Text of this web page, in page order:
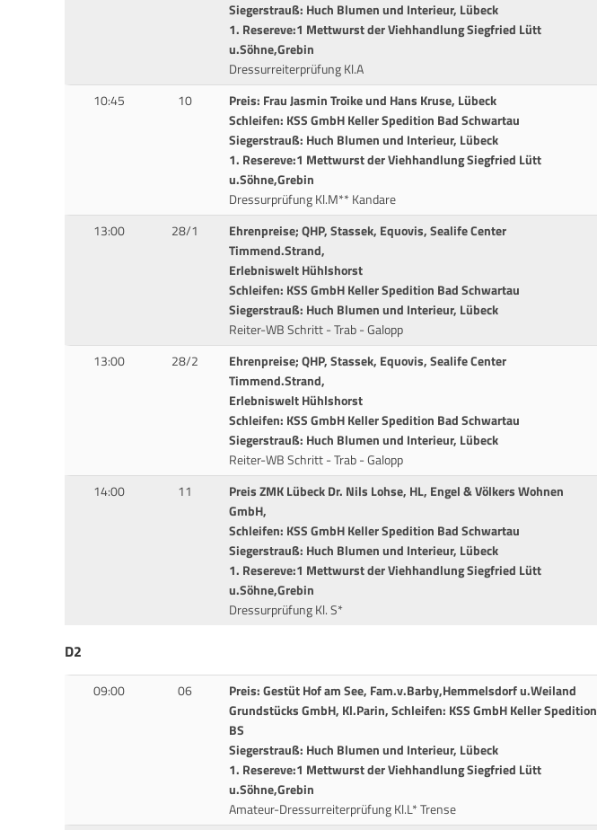
Siegerstrauß: Huch Blumen und Interieur, Lübeck
1. Resereve:1 Mettwurst der Viehhandlung Siegfried Lütt
u.Söhne,Grebin
Dressurreiterprüfung Kl.A
10:45 10
Preis: Frau Jasmin Troike und Hans Kruse, Lübeck
Schleifen: KSS GmbH Keller Spedition Bad Schwartau
Siegerstrauß: Huch Blumen und Interieur, Lübeck
1. Resereve:1 Mettwurst der Viehhandlung Siegfried Lütt
u.Söhne,Grebin
Dressurprüfung Kl.M** Kandare
13:00 28/1
Ehrenpreise; QHP, Stassek, Equovis, Sealife Center
Timmend.Strand,
Erlebniswelt Hühlshorst
Schleifen: KSS GmbH Keller Spedition Bad Schwartau
Siegerstrauß: Huch Blumen und Interieur, Lübeck
Reiter-WB Schritt - Trab - Galopp
13:00 28/2
Ehrenpreise; QHP, Stassek, Equovis, Sealife Center
Timmend.Strand,
Erlebniswelt Hühlshorst
Schleifen: KSS GmbH Keller Spedition Bad Schwartau
Siegerstrauß: Huch Blumen und Interieur, Lübeck
Reiter-WB Schritt - Trab - Galopp
14:00 11
Preis ZMK Lübeck Dr. Nils Lohse, HL, Engel & Völkers Wohnen
GmbH,
Schleifen: KSS GmbH Keller Spedition Bad Schwartau
Siegerstrauß: Huch Blumen und Interieur, Lübeck
1. Resereve:1 Mettwurst der Viehhandlung Siegfried Lütt
u.Söhne,Grebin
Dressurprüfung Kl. S*
D2
09:00 06
Preis: Gestüt Hof am See, Fam.v.Barby,Hemmelsdorf u.Weiland
Grundstücks GmbH, Kl.Parin, Schleifen: KSS GmbH Keller Spedition
BS
Siegerstrauß: Huch Blumen und Interieur, Lübeck
1. Resereve:1 Mettwurst der Viehhandlung Siegfried Lütt
u.Söhne,Grebin
Amateur-Dressurreiterprüfung Kl.L* Trense